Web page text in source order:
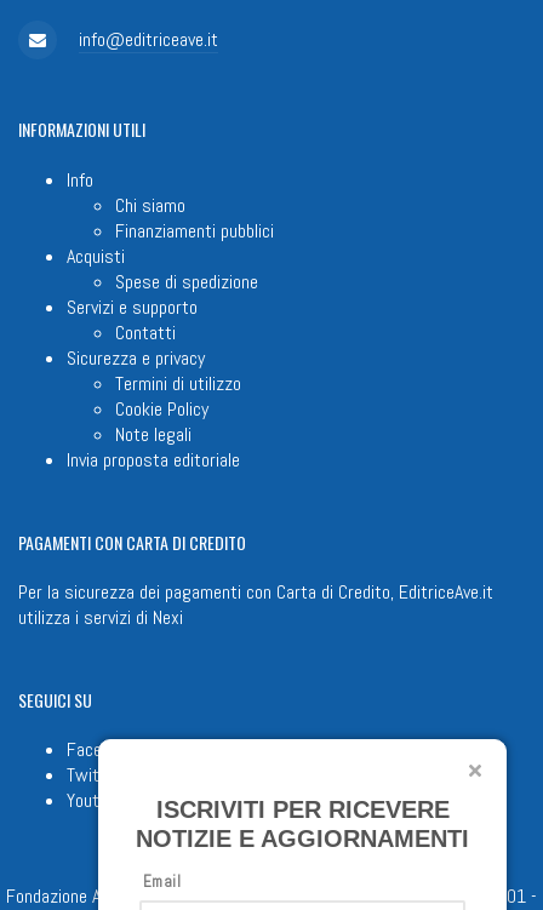
info@editriceave.it
INFORMAZIONIUTILI
Info
Chi siamo
Finanziamenti pubblici
Acquisti
Spese di spedizione
Servizi e supporto
Contatti
Sicurezza e privacy
Termini di utilizzo
Cookie Policy
Note legali
Invia proposta editoriale
PAGAMENTICON CARTA DI CREDITO
Per la sicurezza dei pagamenti con Carta di Credito, EditriceAve.it
utilizza i servizi di Nexi
SEGUICISU
Facebook
Twitter
Youtube
Fondazione Apostolicam Actuositatem ETS © 2023 - P.I. 05398481001 -
ISCRIVITI PER RICEVERE
NOTIZIE E AGGIORNAMENTI
Email